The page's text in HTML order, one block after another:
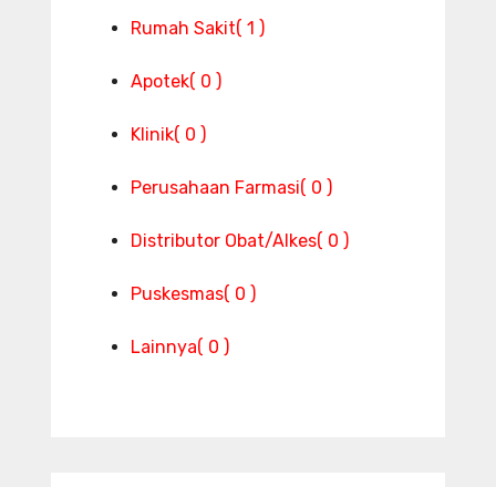
Rumah Sakit( 1 )
Apotek( 0 )
Klinik( 0 )
Perusahaan Farmasi( 0 )
Distributor Obat/Alkes( 0 )
Puskesmas( 0 )
Lainnya( 0 )